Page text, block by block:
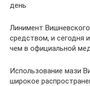
день
Линимент
средством, и сегодня
чем в официальной
Использование мази
широкое